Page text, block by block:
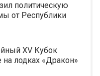
политическую
от Республики
XV Кубок
на лодках «Дракон»